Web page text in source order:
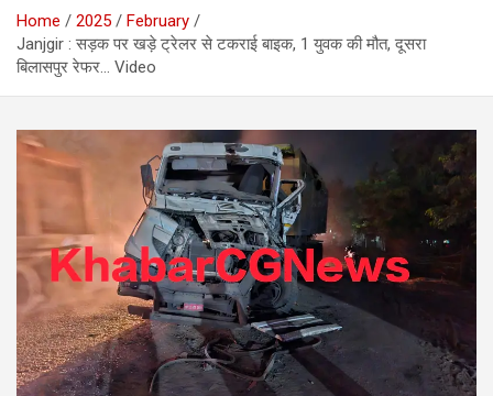
Home 2025
February
Janjgir : सड़क पर खड़े ट्रेलर से टकराई बाइक, 1 युवक की मौत, दूसरा
बिलासपुर रेफर… Video